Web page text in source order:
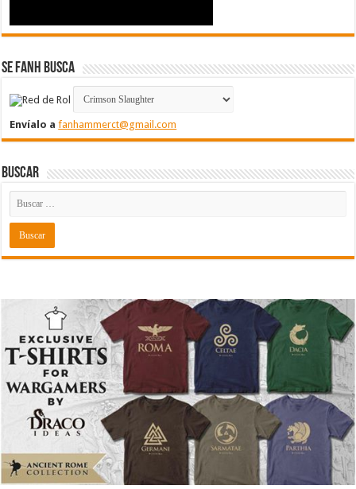
Se FanH Busca
Envíalo afanhammerct@gmail.com
Buscar